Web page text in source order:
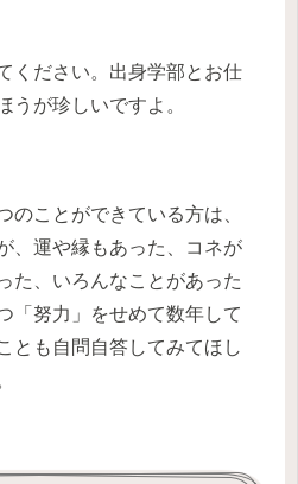
ください。出身学部とお仕
うが珍しいですよ。
のことができている方は、
、運や縁もあった、コネが
た、いろんなことがあった
「努力」をせめて数年して
とも自問自答してみてほし